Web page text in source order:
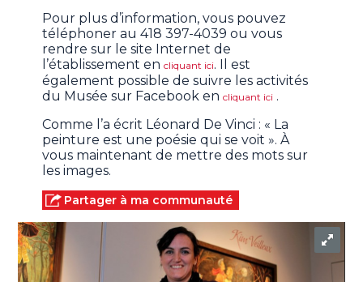
Pour plus d’information, vous pouvez
téléphoner au 418 397-4039ou vous
rendre sur le site Internet de
l’établissement encliquant ici. Il est
également possible de suivre les activités
du Musée sur Facebook encliquant ici .
Comme l’a écrit Léonard De Vinci : « La
peinture est une poésie qui se voit ». À
vous maintenant de mettre des mots sur
les images.
Partager à ma communauté